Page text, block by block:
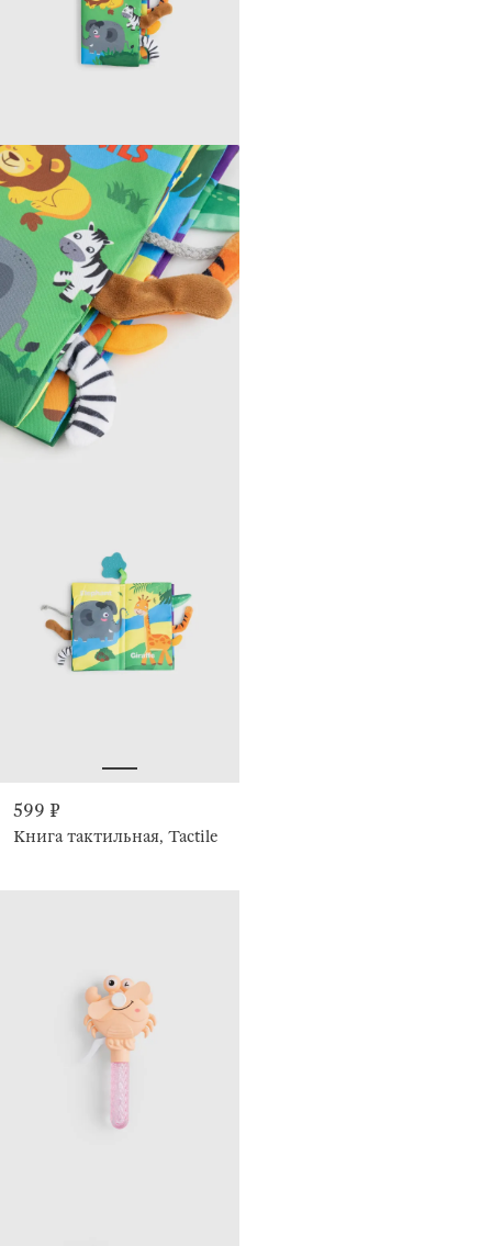
599 ₽
Книга тактильная, Tactile